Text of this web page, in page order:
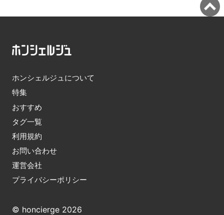
ホンシェルジュについて
特集
おすすめ
タグ一覧
利用規約
お問い合わせ
運営会社
プライバシーポリシー
© honcierge 2026